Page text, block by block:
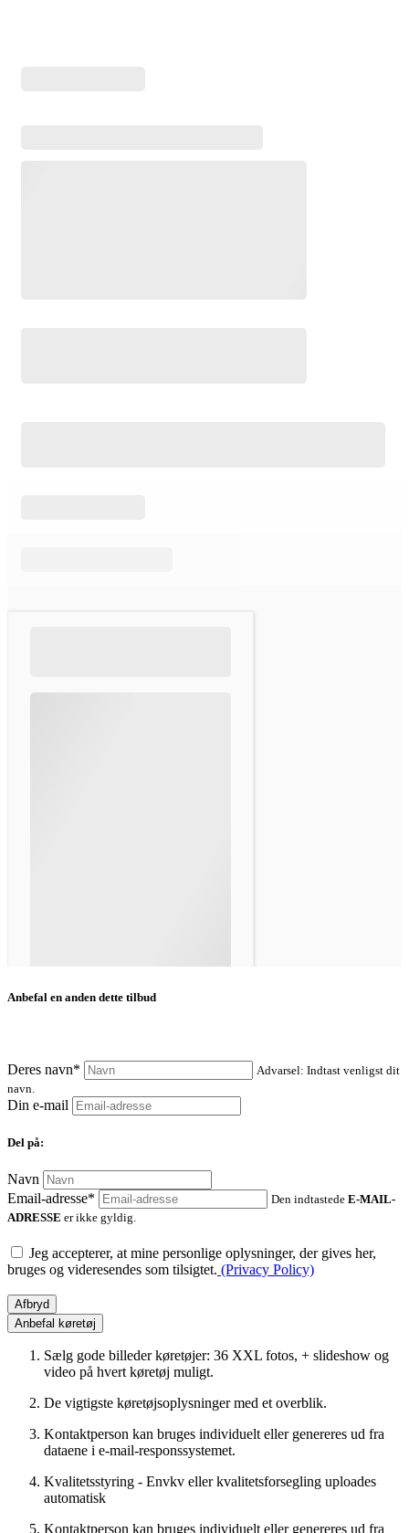
Anbefal en anden dette tilbud
Deres navn*
Advarsel: Indtast venligst dit
navn.
Din e-mail
Del på:
Navn
Email-adresse*
Den indtastede E-MAIL-
ADRESSE er ikke gyldig.
Jeg accepterer, at mine personlige oplysninger, der gives her,
bruges og videresendes som tilsigtet. (Privacy Policy)
Afbryd
Anbefal køretøj
Sælg gode billeder køretøjer: 36 XXL fotos, + slideshow og
video på hvert køretøj muligt.
De vigtigste køretøjsoplysninger med et overblik.
Kontaktperson kan bruges individuelt eller genereres ud fra
dataene i e-mail-responssystemet.
Kvalitetsstyring - Envkv eller kvalitetsforsegling uploades
automatisk
Kontaktperson kan bruges individuelt eller genereres ud fra